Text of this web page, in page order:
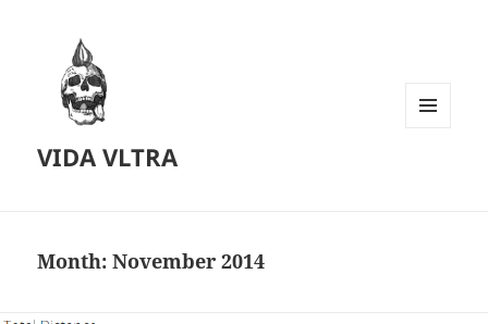
VIDA VLTRA
Month:November 2014